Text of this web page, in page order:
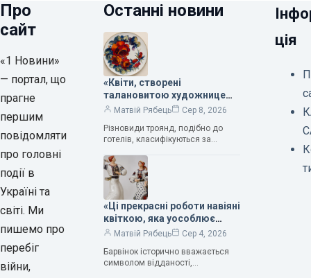
Про
сайт
«1 Новини»
— портал, що
прагне
першим
повідомляти
про головні
події в
Україні та
світі. Ми
пишемо про
перебіг
війни,
Останні новини
«Квіти, створені
талановитою художницею
Валентиною Трегубовою,
— колекціонерка Людмила
Карпінська-Романюк
Матвій Рябець
Сер 8, 2026
Різновиди троянд, подібно до
готелів, класифікуються за
класифікації квітів їх лише чотири.
Критерії оцінки включають
розмір…
«Ці прекрасні роботи навіяні
квіткою, яка уособлює
нескінченне кохання», —
Людмила Карпінська-
Романюк
Матвій Рябець
Сер 4, 2026
Барвінок історично вважається
символом відданості,
ція